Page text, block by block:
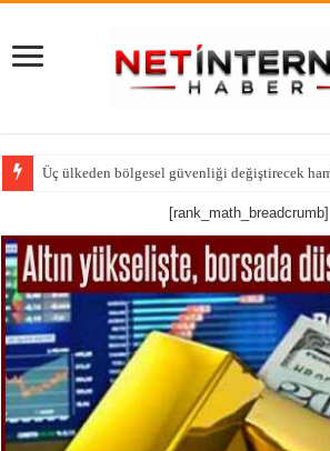
Üç ülkeden bölgesel güvenliği değiştirecek
[rank_math_breadcrumb]